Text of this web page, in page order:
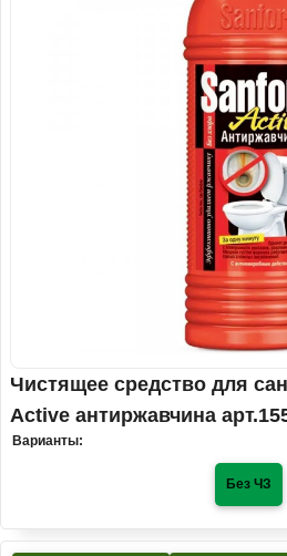
Чистящее средство для
Active антиржавчина
Варианты:
Без ЧЗ